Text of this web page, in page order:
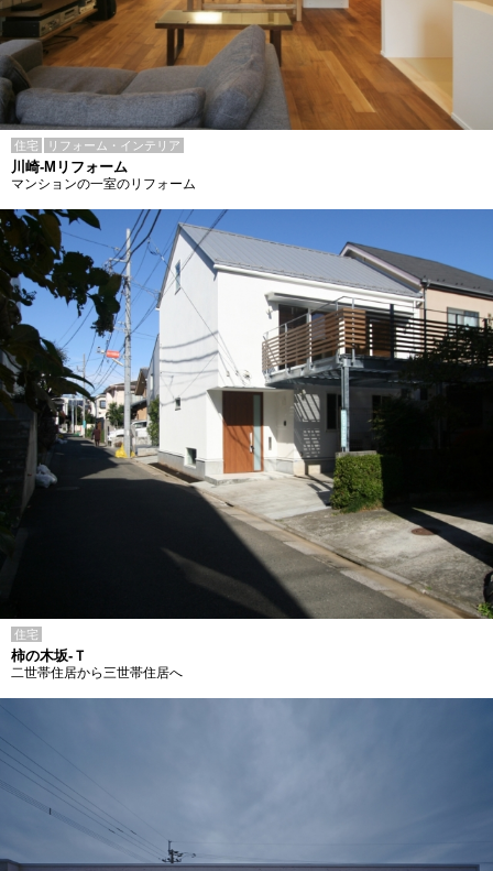
住宅 リフォーム・インテリア
川崎-Mリフォーム
マンションの一室のリフォーム
住宅
柿の木坂-Ｔ
二世帯住居から三世帯住居へ